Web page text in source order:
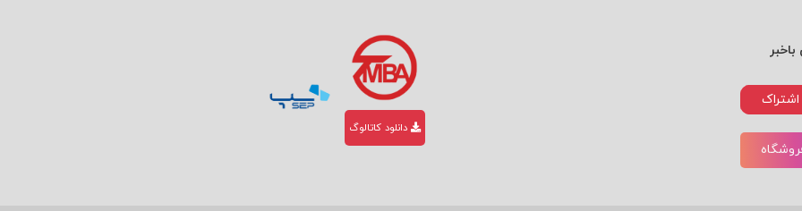
اشتراک
دانلود کاتالوگ